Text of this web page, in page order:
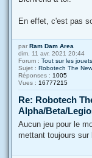
En effet, c'est pas
par Ram Dam Area
dim. 11 avr. 2021 20:44
Forum : Tout sur les
Sujet : Robotech The
Réponses : 1005
Vues : 16777215
Re: Robotech
Alpha/Beta/
Aucun jeu pour le
mettant toujours sur